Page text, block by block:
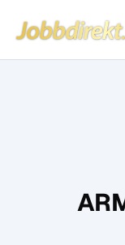
Hoppa till
Jobbdirekt